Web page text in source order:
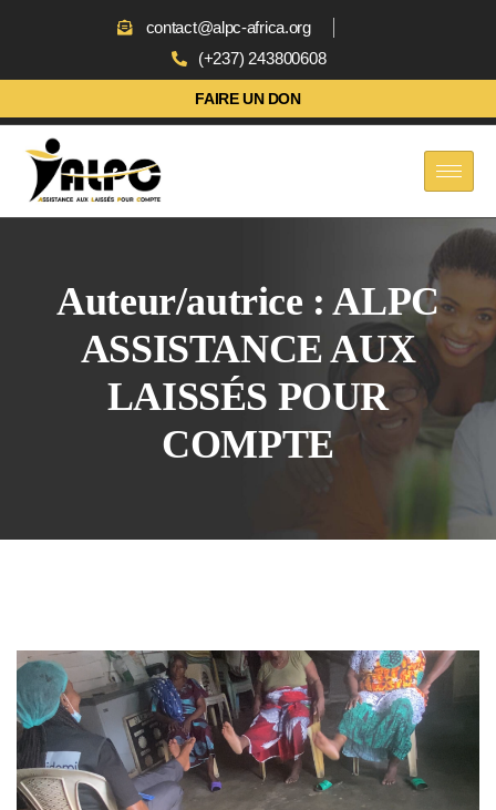
contact@alpc-africa.org
(+237) 243800608
FAIRE UN DON
Auteur/autrice :ALPC
ASSISTANCE AUX
LAISSÉS POUR
COMPTE